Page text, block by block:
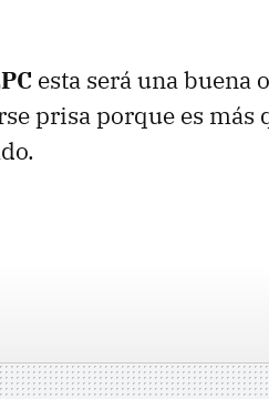
esta será una buena
prisa porque es más